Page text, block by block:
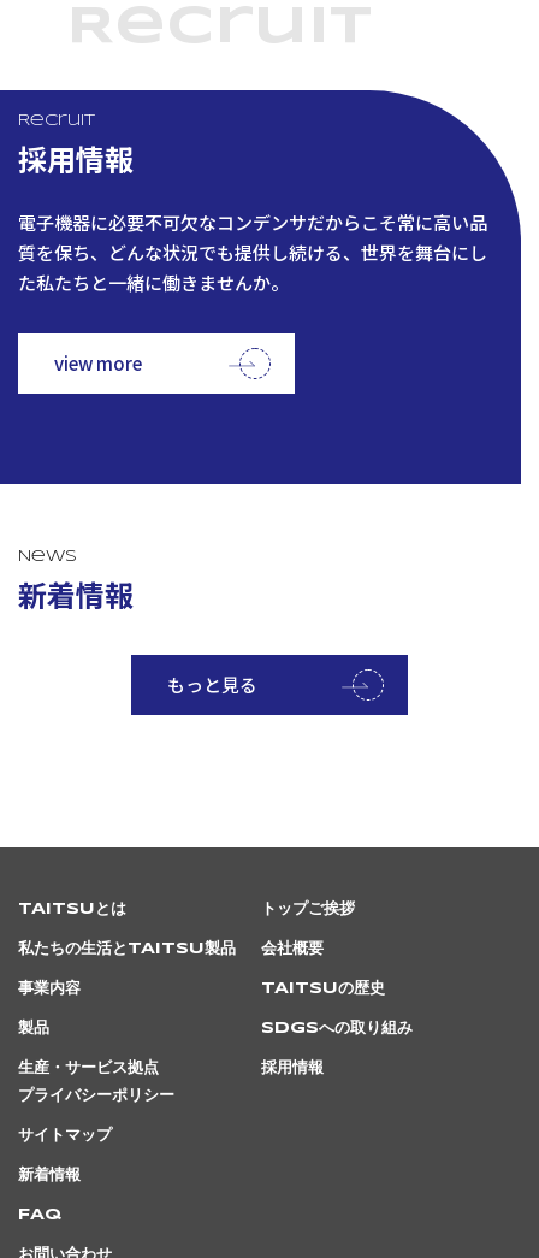
Recruit
Recruit
採用情報
電子機器に必要不可欠なコンデンサだからこそ常に高い品
質を保ち、どんな状況でも提供し続ける、世界を舞台にし
た私たちと一緒に働きませんか。
view more
News
新着情報
もっと見る
TAITSUとは
私たちの生活とTAITSU製品
事業内容
製品
生産・サービス拠点
トップご挨拶
会社概要
TAITSUの歴史
SDGsへの取り組み
採用情報
プライバシーポリシー
サイトマップ
新着情報
FAQ
お問い合わせ